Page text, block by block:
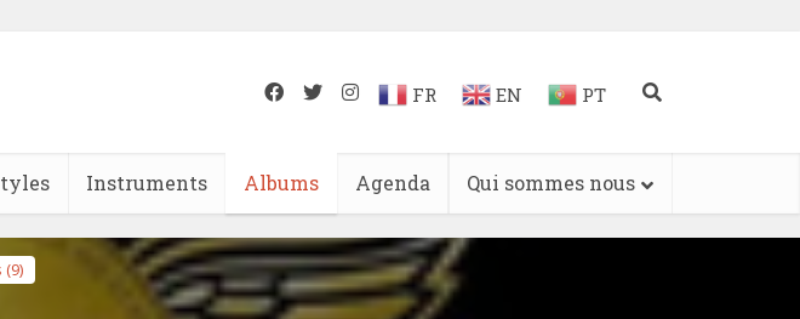
FR EN PT
Instruments Albums Agenda Qui sommes nous
(9)